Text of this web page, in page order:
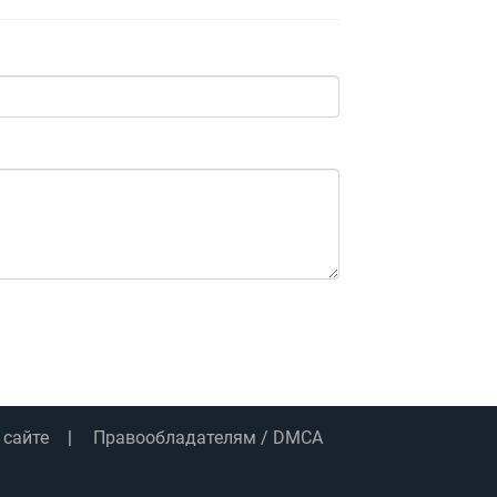
Правообладателям / DMCA